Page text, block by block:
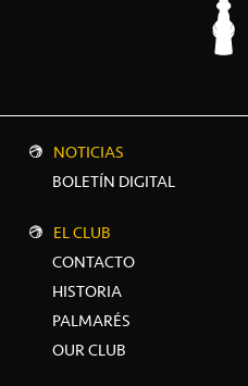
NOTICIAS
BOLETÍN DIGITAL
EL CLUB
CONTACTO
HISTORIA
PALMARÉS
OUR CLUB